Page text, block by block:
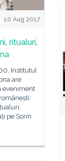
10 Aug 2017
ritualuri,
Institutul
are
eveniment
pe Sorin